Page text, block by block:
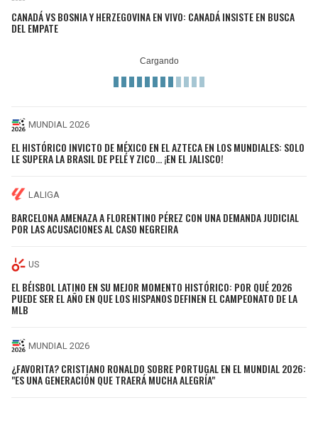
CANADÁ VS BOSNIA Y HERZEGOVINA EN VIVO: CANADÁ INSISTE EN BUSCA
DEL EMPATE
MUNDIAL 2026
EL HISTÓRICO INVICTO DE MÉXICO EN EL AZTECA EN LOS MUNDIALES: SOLO
LE SUPERA LA BRASIL DE PELÉ Y ZICO… ¡EN EL JALISCO!
LALIGA
BARCELONA AMENAZA A FLORENTINO PÉREZ CON UNA DEMANDA JUDICIAL
POR LAS ACUSACIONES AL CASO NEGREIRA
US
EL BÉISBOL LATINO EN SU MEJOR MOMENTO HISTÓRICO: POR QUÉ 2026
PUEDE SER EL AÑO EN QUE LOS HISPANOS DEFINEN EL CAMPEONATO DE LA
MLB
MUNDIAL 2026
¿FAVORITA? CRISTIANO RONALDO SOBRE PORTUGAL EN EL MUNDIAL 2026:
"ES UNA GENERACIÓN QUE TRAERÁ MUCHA ALEGRÍA"